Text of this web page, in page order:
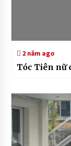
2 năm ago
Tóc Tiên nữ